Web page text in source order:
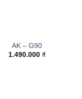
AK – G90
1.490.000 ₫